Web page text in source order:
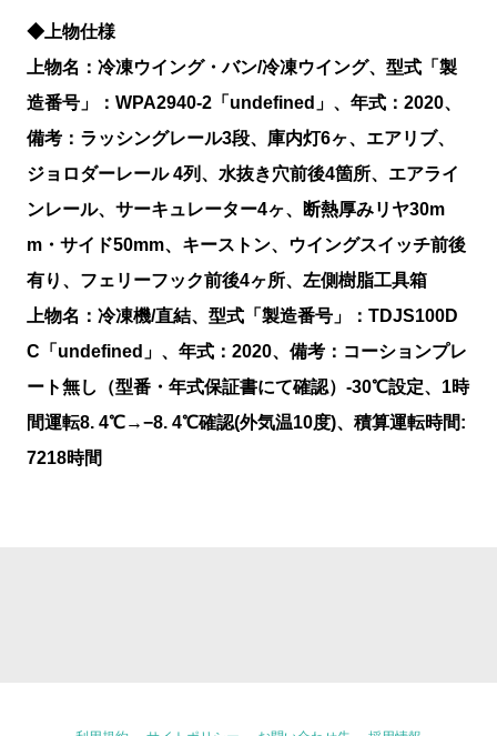
◆上物仕様
上物名：冷凍ウイング・バン/冷凍ウイング、型式「製
造番号」：WPA2940-2「undefined」、年式：2020、
備考：ラッシングレール3段、庫内灯6ヶ、エアリブ、
ジョロダーレール 4列、水抜き穴前後4箇所、エアライ
ンレール、サーキュレーター4ヶ、断熱厚みリヤ30m
m・サイド50mm、キーストン、ウイングスイッチ前後
有り、フェリーフック前後4ヶ所、左側樹脂工具箱
上物名：冷凍機/直結、型式「製造番号」：TDJS100D
C「undefined」、年式：2020、備考：コーションプレ
ート無し（型番・年式保証書にて確認）-30℃設定、1時
間運転8. 4℃→−8. 4℃確認(外気温10度)、積算運転時間:
7218時間